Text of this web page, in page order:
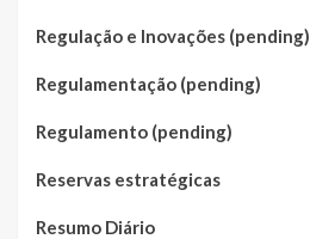
Regulação e Inovações (pending)
Regulamentação (pending)
Regulamento (pending)
Reservas estratégicas
Resumo Diário